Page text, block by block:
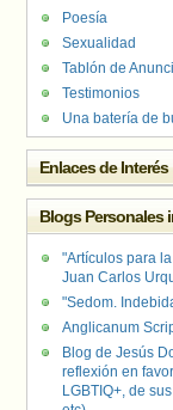
Poesía
Sexualidad
Tablón de
Testimonios
Una batería de
Enlaces de Interés
Blogs Personales
"Artículos para
Juan Carlos
"Sedom.
Anglicanum
Blog de Jesús
reflexión en
LGBTIQ+, de